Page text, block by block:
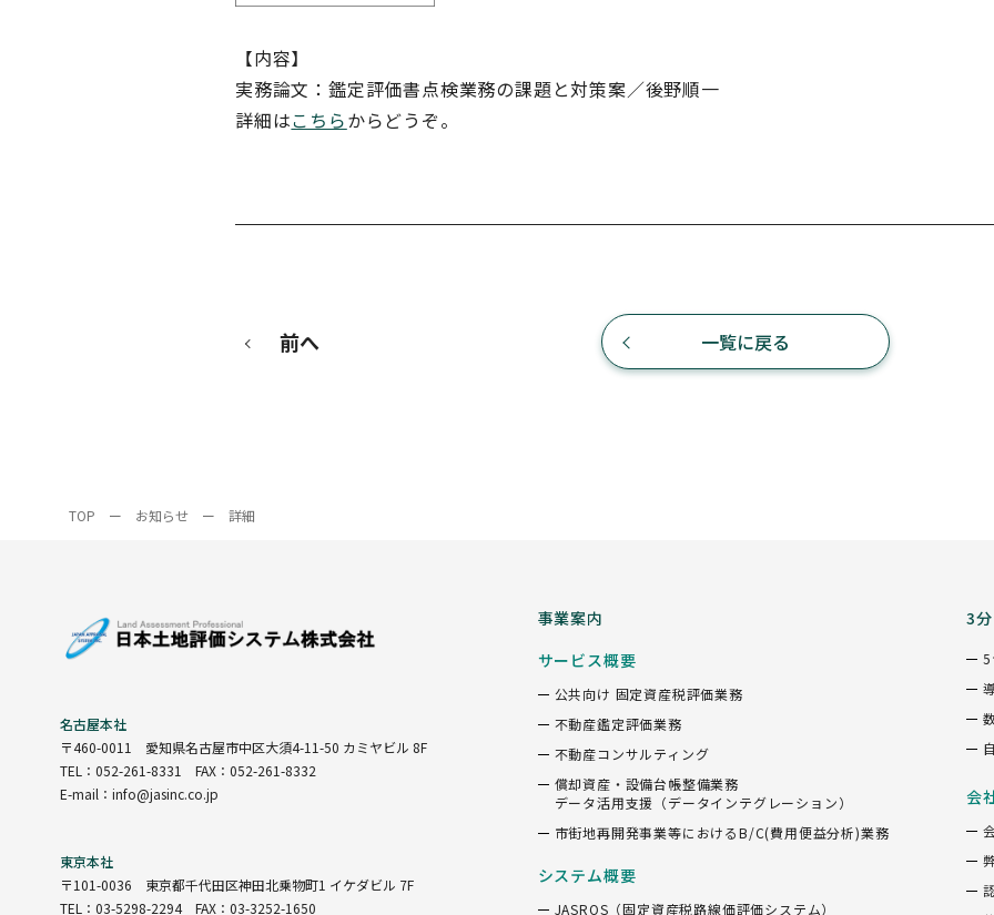
【内容】
実務論文：鑑定評価書点検業務の課題と対策案／後野順一
詳細はこちらからどうぞ。
前へ 一覧に戻る
TOP ー お知らせ ー 詳細
名古屋本社
〒460-0011 愛知県名古屋市中区大須4-11-50 カミヤビル 8F
TEL：052-261-8331 FAX：052-261-8332
E-mail：info@jasinc.co.jp
東京本社
〒101-0036 東京都千代田区神田北乗物町1 イケダビル 7F
TEL：03-5298-2294 FAX：03-3252-1650
事業案内
サービス概要
公共向け 固定資産税評価業務
不動産鑑定評価業務
不動産コンサルティング
償却資産・設備台帳整備業務
データ活用支援（データインテグレーション）
市街地再開発事業等におけるB/C(費用便益分析)業務
システム概要
JASROS（固定資産税路線価評価システム）
3
会